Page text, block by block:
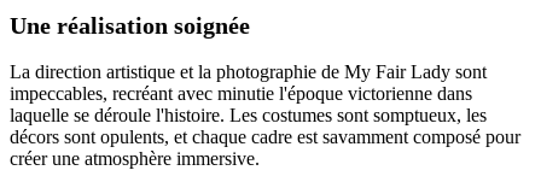
Une réalisation soignée
La direction artistique et la photographie de My Fair Lady sont
impeccables, recréant avec minutie l'époque victorienne dans
laquelle se déroule l'histoire. Les costumes sont somptueux, les
décors sont opulents, et chaque cadre est savamment composé pour
créer une atmosphère immersive.